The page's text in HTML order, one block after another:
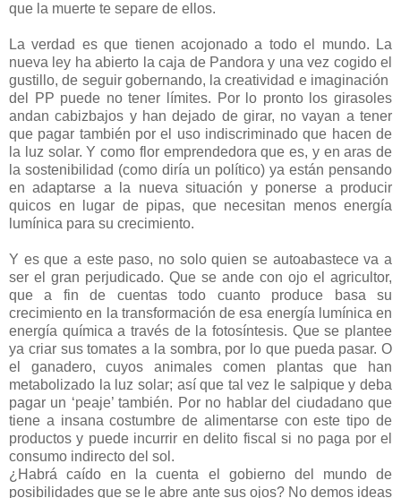
que la muerte te separe de ellos.
La verdad es que tienen acojonado a todo el mundo. La
nueva ley ha abierto la caja de Pandora y una vez cogido el
gustillo, de seguir gobernando, la creatividad e imaginación
del PP puede no tener límites. Por lo pronto los girasoles
andan cabizbajos y han dejado de girar, no vayan a tener
que pagar también por el uso indiscriminado que hacen de
la luz solar. Y como flor emprendedora que es, y en aras de
la sostenibilidad (como diría un político) ya están pensando
en adaptarse a la nueva situación y ponerse a producir
quicos en lugar de pipas, que necesitan menos energía
lumínica para su crecimiento.
Y es que a este paso, no solo quien se autoabastece va a
ser el gran perjudicado. Que se ande con ojo el agricultor,
que a fin de cuentas todo cuanto produce basa su
crecimiento en la transformación de esa energía lumínica en
energía química a través de la fotosíntesis. Que se plantee
ya criar sus tomates a la sombra, por lo que pueda pasar. O
el ganadero, cuyos animales comen plantas que han
metabolizado la luz solar; así que tal vez le salpique y deba
pagar un ‘peaje’ también. Por no hablar del ciudadano que
tiene a insana costumbre de alimentarse con este tipo de
productos y puede incurrir en delito fiscal si no paga por el
consumo indirecto del sol.
¿Habrá caído en la cuenta el gobierno del mundo de
posibilidades que se le abre ante sus ojos? No demos ideas